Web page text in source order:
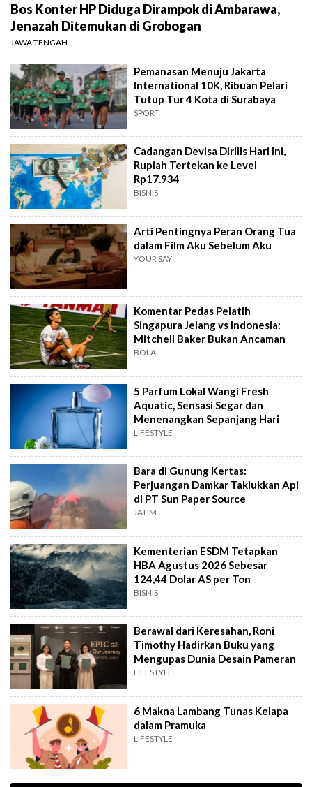
Bos Konter HP Diduga Dirampok di Ambarawa,
Jenazah Ditemukan di Grobogan
JAWA TENGAH
Pemanasan Menuju Jakarta
International 10K, Ribuan Pelari
Tutup Tur 4 Kota di Surabaya
SPORT
Cadangan Devisa Dirilis Hari Ini,
Rupiah Tertekan ke Level
Rp17.934
BISNIS
Arti Pentingnya Peran Orang Tua
dalam Film Aku Sebelum Aku
YOUR SAY
Komentar Pedas Pelatih
Singapura Jelang vs Indonesia:
Mitchell Baker Bukan Ancaman
BOLA
5 Parfum Lokal Wangi Fresh
Aquatic, Sensasi Segar dan
Menenangkan Sepanjang Hari
LIFESTYLE
Bara di Gunung Kertas:
Perjuangan Damkar Taklukkan Api
di PT Sun Paper Source
JATIM
Kementerian ESDM Tetapkan
HBA Agustus 2026 Sebesar
124,44 Dolar AS per Ton
BISNIS
Berawal dari Keresahan, Roni
Timothy Hadirkan Buku yang
Mengupas Dunia Desain Pameran
LIFESTYLE
6 Makna Lambang Tunas Kelapa
dalam Pramuka
LIFESTYLE